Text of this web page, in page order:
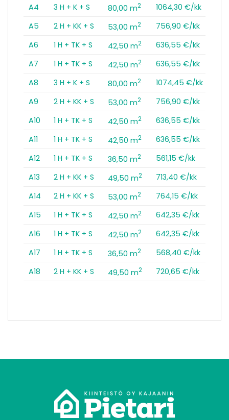
A4
3 H + K + S 80,00 m2
1064,30 €/kk
A5
2 H + KK + S 53,00 m2
756,90 €/kk
A6
1 H + TK + S 42,50 m2
636,55 €/kk
A7
1 H + TK + S 42,50 m2
636,55 €/kk
A8
3 H + K + S 80,00 m2
1074,45 €/kk
A9
2 H + KK + S 53,00 m2
756,90 €/kk
A10
1 H + TK + S 42,50 m2
636,55 €/kk
A11
1 H + TK + S 42,50 m2
636,55 €/kk
A12
1 H + TK + S 36,50 m2
561,15 €/kk
A13
2 H + KK + S 49,50 m2
713,40 €/kk
A14
2 H + KK + S 53,00 m2
764,15 €/kk
A15
1 H + TK + S 42,50 m2
642,35 €/kk
A16
1 H + TK + S 42,50 m2
642,35 €/kk
A17
1 H + TK + S 36,50 m2
568,40 €/kk
A18
2 H + KK + S 49,50 m2 720,65 €/kk